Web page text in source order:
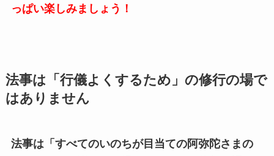
っぱい楽しみましょう！
法事は「行儀よくするため」の修行の場で
はありません
法事は「すべてのいのちが目当ての阿弥陀さまの